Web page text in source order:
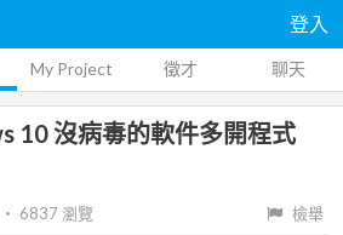
登入
My Project 徵才 聊天
10 沒病毒的軟件多開程式
‧ 6837瀏覽 檢舉